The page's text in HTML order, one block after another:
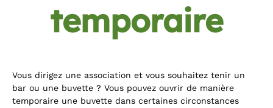
temporaire
Vous dirigez une association et vous souhaitez tenir un
bar ou une buvette ? Vous pouvez ouvrir de manière
temporaire une buvette dans certaines circonstances